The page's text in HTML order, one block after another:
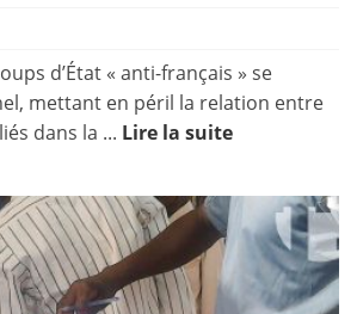
d’État « anti-français » se
mettant en péril la relation entre
dans la ... Lire la suite